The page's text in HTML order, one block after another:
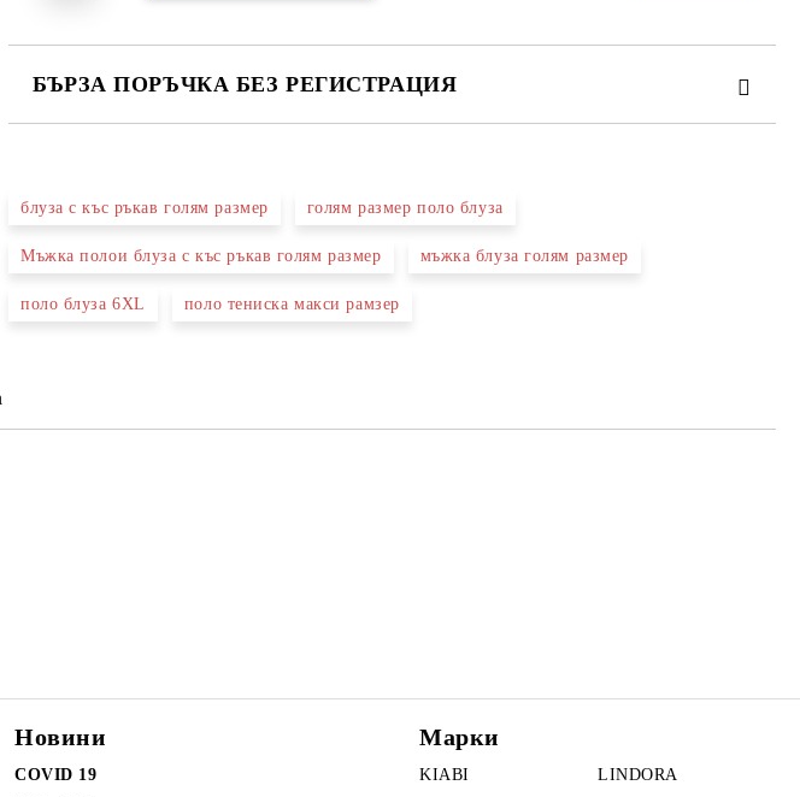
БЪРЗА ПОРЪЧКА БЕЗ РЕГИСТРАЦИЯ
Ние ще се свържем с вас в рамките на работния ден.
блуза с къс ръкав голям размер голям размер поло блуза
Мъжка полои блуза с къс ръкав голям размер мъжка блуза голям размер
поло блуза 6XL поло тениска макси рамзер
Новини
COVID 19
Марки
KIABI LINDORA